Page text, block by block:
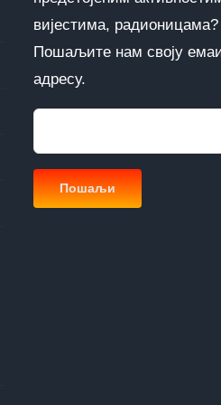
вијестима, радионицама?
Пошаљите нам своју
адресу.